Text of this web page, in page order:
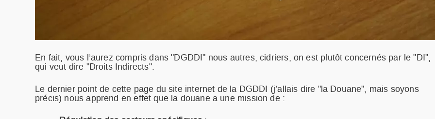
En fait, vous l’aurez compris dans "DGDDI" nous autres, cidriers, on est plutôt concernés par le "DI",
qui veut dire "Droits Indirects".
Le dernier point de cette page du site internet de la DGDDI (j’allais dire "la Douane", mais soyons
précis) nous apprend en effet que la douane a une mission de :